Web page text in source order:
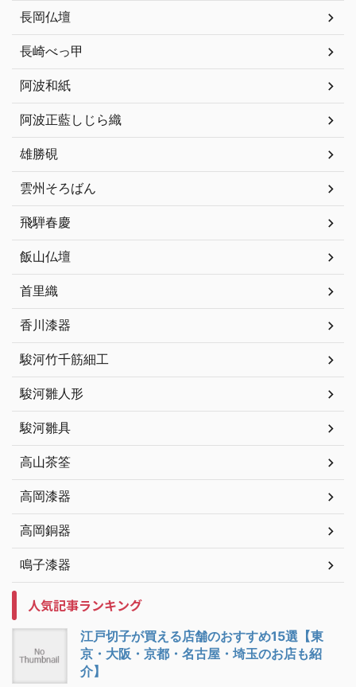
長岡仏壇
長崎べっ甲
阿波和紙
阿波正藍しじら織
雄勝硯
雲州そろばん
飛騨春慶
飯山仏壇
首里織
香川漆器
駿河竹千筋細工
駿河雛人形
駿河雛具
高山茶筌
高岡漆器
高岡銅器
鳴子漆器
人気記事ランキング
江戸切子が買える店舗のおすすめ15選【東
京・大阪・京都・名古屋・埼玉のお店も紹
介】